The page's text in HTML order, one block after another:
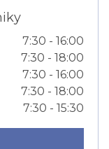
7:30 - 16:00
7:30 - 18:00
7:30 - 16:00
7:30 - 18:00
7:30 - 15:30